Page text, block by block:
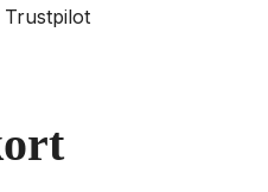
Trustpilot